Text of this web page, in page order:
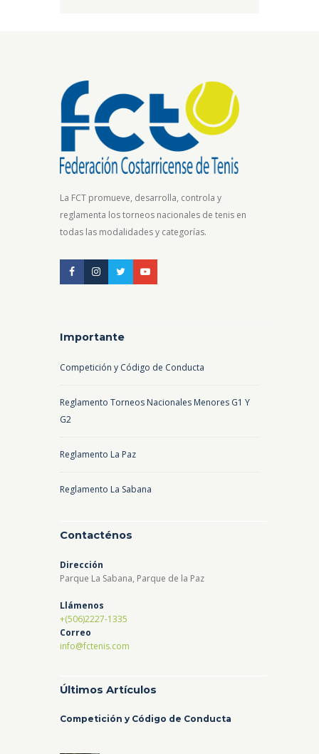
La FCT promueve, desarrolla, controla y
reglamenta los torneos nacionales de tenis en
todas las modalidades y categorías.
Importante
Competición y Código de Conducta
Reglamento Torneos Nacionales Menores G1 Y
G2
Reglamento La Paz
Reglamento La Sabana
Contacténos
Dirección
Parque La Sabana, Parque de la Paz
Llámenos
+(506)2227-1335
Correo
info@fctenis.com
Últimos Artículos
Competición y Código de Conducta